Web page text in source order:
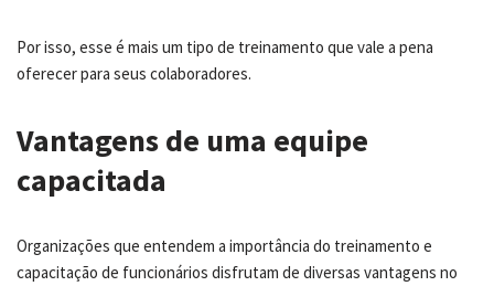
Por isso, esse é mais um tipo de treinamento que vale a pena
oferecer para seus colaboradores.
Vantagens de uma equipe
capacitada
Organizações que entendem a importância do treinamento e
capacitação de funcionários disfrutam de diversas vantagens no